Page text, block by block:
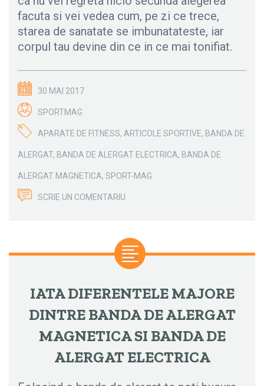
facuta si vei vedea cum, pe zi ce trece,
starea de sanatate se imbunatateste, iar
corpul tau devine din ce in ce mai tonifiat.
30 MAI 2017
SPORTMAG
APARATE DE FITNESS, ARTICOLE SPORTIVE, BANDA DE
ALERGAT, BANDA DE ALERGAT ELECTRICA, BANDA DE
ALERGAT MAGNETICA, SPORT-MAG
SCRIE UN COMENTARIU
IATA DIFERENTELE MAJORE
DINTRE BANDA DE ALERGAT
MAGNETICA SI BANDA DE
ALERGAT ELECTRICA